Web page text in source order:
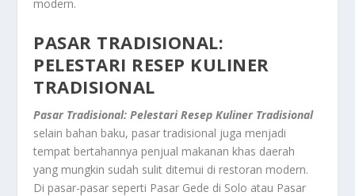
modern.
PASAR TRADISIONAL:
PELESTARI RESEP KULINER
TRADISIONAL
Pasar Tradisional: Pelestari Resep Kuliner Tradisional
selain bahan baku, pasar tradisional juga menjadi
tempat bertahannya penjual makanan khas daerah
yang mungkin sudah sulit ditemui di restoran modern.
Di pasar-pasar seperti Pasar Gede di Solo atau Pasar